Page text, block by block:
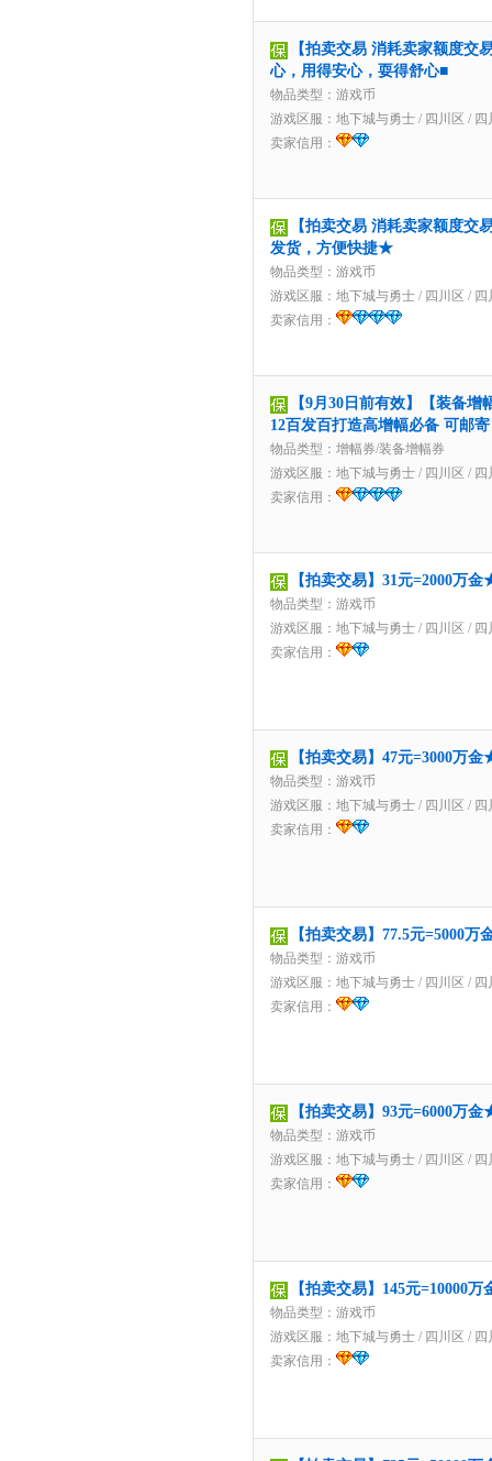
【拍卖交易 消耗卖家额度交
心，用得安心，耍得舒心■
物品类型：游戏币
游戏区服： 地下城与勇士 / 四川区 / 四
卖家信用：
【拍卖交易 消耗卖家额度交
发货，方便快捷★
物品类型：游戏币
游戏区服： 地下城与勇士 / 四川区 / 四
卖家信用：
【9月30日前有效】【装备
12百发百打造高增幅必备 可邮
物品类型：增幅券/装备增幅券
游戏区服： 地下城与勇士 / 四川区 / 四
卖家信用：
【拍卖交易】31元=2000万
物品类型：游戏币
游戏区服： 地下城与勇士 / 四川区 / 四
卖家信用：
【拍卖交易】47元=3000万
物品类型：游戏币
游戏区服： 地下城与勇士 / 四川区 / 四
卖家信用：
【拍卖交易】77.5元=5000
物品类型：游戏币
游戏区服： 地下城与勇士 / 四川区 / 四
卖家信用：
【拍卖交易】93元=6000万
物品类型：游戏币
游戏区服： 地下城与勇士 / 四川区 / 四
卖家信用：
【拍卖交易】145元=10000
物品类型：游戏币
游戏区服： 地下城与勇士 / 四川区 / 四
卖家信用：